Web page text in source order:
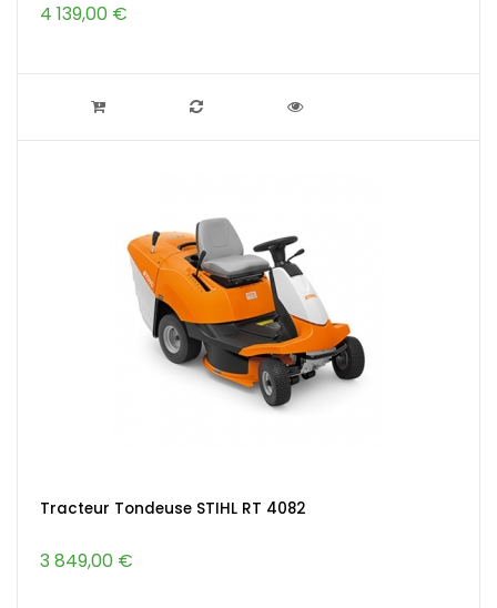
4 139,00 €
Tracteur Tondeuse STIHL RT 4082
3 849,00 €